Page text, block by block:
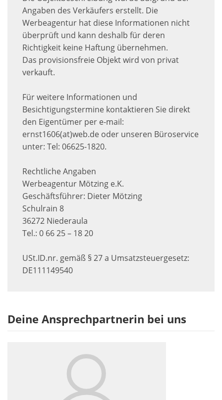
Angaben des Verkäufers erstellt. Die
Werbeagentur hat diese Informationen nicht
überprüft und kann deshalb für deren
Richtigkeit keine Haftung übernehmen.
Das provisionsfreie Objekt wird von privat
verkauft.
Für weitere Informationen und
Besichtigungstermine kontaktieren Sie direkt
den Eigentümer per e-mail:
ernst1606(at)web.de oder unseren Büroservice
unter: Tel: 06625-1820.
Rechtliche Angaben
Werbeagentur Mötzing e.K.
Geschäftsführer: Dieter Mötzing
Schulrain 8
36272 Niederaula
Tel.: 0 66 25 – 18 20
USt.ID.nr. gemäß § 27 a Umsatzsteuergesetz:
DE111149540
Deine Ansprechpartnerin bei uns